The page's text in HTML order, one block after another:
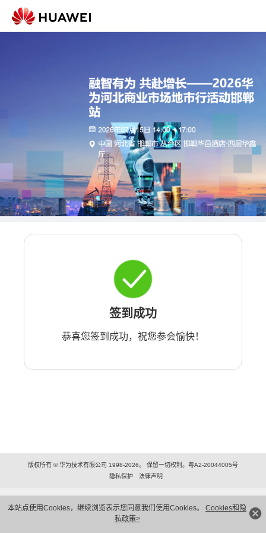
本站点使用Cookies，继续浏览表示您同意我们使用Cookies。 Cookies和隐
私政策>
签到成功
恭喜您签到成功，祝您参会愉快！
版权所有 © 华为技术有限公司 1998-2026。 保留一切权利。粤A2-20044005号
隐私保护
法律声明